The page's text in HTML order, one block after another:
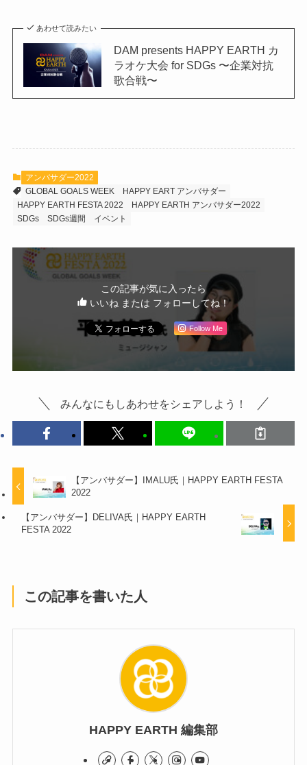
あわせて読みたい
DAM presents HAPPY EARTH カ
ラオケ大会 for SDGs 〜企業対抗
歌合戦〜
アンバサダー2022
GLOBAL GOALS WEEK
HAPPY EART アンバサダー
HAPPY EARTH FESTA 2022
HAPPY EARTH アンバサダー2022
SDGs
SDGs週間 イベント
この記事が気に入ったら
いいね または フォローしてね！
Follow Me
みんなにもしあわせをシェアしよう！
【アンバサダー】IMALU氏｜HAPPY EARTH FESTA
2022
【アンバサダー】DELIVA氏｜HAPPY EARTH
FESTA 2022
この記事を書いた人
HAPPY EARTH 編集部